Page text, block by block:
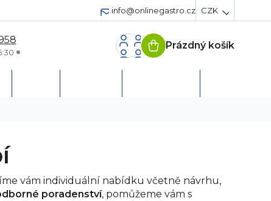
info@onlinegastro.cz CZK
Nákupní
Prázdný košík
vám individuální nabídku včetně návrhu,
poradenství, pomůžeme vám s